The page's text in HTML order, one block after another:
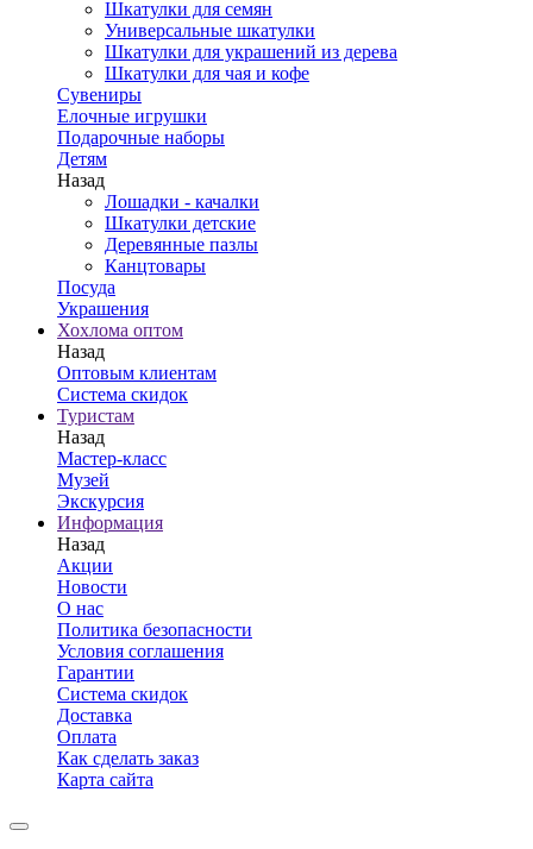
Шкатулки для семян
Универсальные шкатулки
Шкатулки для украшений из дерева
Шкатулки для чая и кофе
Сувениры
Елочные игрушки
Подарочные наборы
Детям
Назад
Лошадки - качалки
Шкатулки детские
Деревянные пазлы
Канцтовары
Посуда
Украшения
Хохлома оптом
Назад
Оптовым клиентам
Система скидок
Туристам
Назад
Мастер-класс
Музей
Экскурсия
Информация
Назад
Акции
Новости
О нас
Политика безопасности
Условия соглашения
Гарантии
Система скидок
Доставка
Оплата
Как сделать заказ
Карта сайта